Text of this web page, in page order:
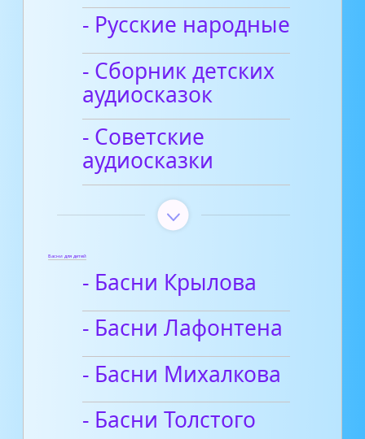
- Русские народные
- Сборник детских
аудиосказок
- Советские
аудиосказки
Басни для детей
- Басни Крылова
- Басни Лафонтена
- Басни Михалкова
- Басни Толстого